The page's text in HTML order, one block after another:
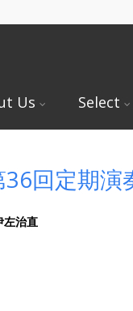
Us Select
回定期
左治直